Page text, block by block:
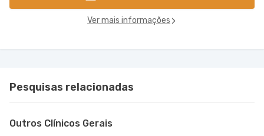
Ver mais informações
Pesquisas relacionadas
Outros Clínicos Gerais